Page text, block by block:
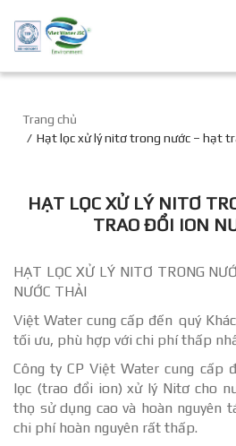
Trang chủ
Hạt lọc xử lý nitơ trong nước – hạt
HẠT LỌC XỬ LÝ NITƠ
TRAO ĐỔI ION
HẠT LỌC XỬ LÝ NITƠ TRONG
NƯỚC THẢI
Việt Water cung cấp đến quý
tối ưu, phù hợp với chi phí thấp
Công ty CP Việt Water cung cấp
lọc (trao đổi ion) xử lý Nitơ cho
thọ sử dụng cao và hoàn nguyên
chi phí hoàn nguyên rất thấp.